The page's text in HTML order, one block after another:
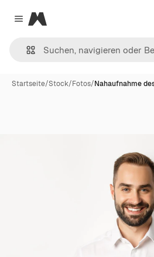
Close menu
Magnific
Startseite/Stock/Fotos/Nahaufnahme